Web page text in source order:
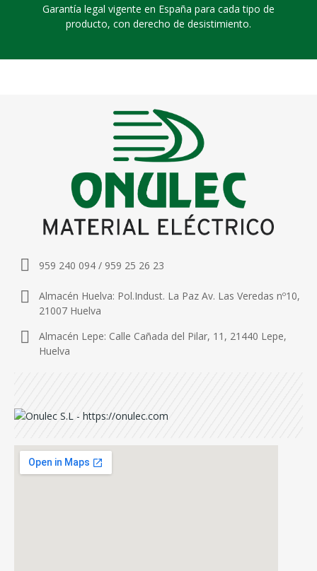
Garantía legal vigente en España para cada tipo de
producto, con derecho de desistimiento.
959 240 094 / 959 25 26 23
Almacén Huelva: Pol.Indust. La Paz Av. Las Veredas nº10,
21007 Huelva
Almacén Lepe: Calle Cañada del Pilar, 11, 21440 Lepe,
Huelva